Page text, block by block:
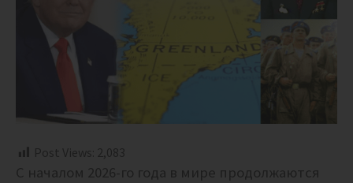
Post Views: 2,083
С началом 2026-го года в мире продолжаются